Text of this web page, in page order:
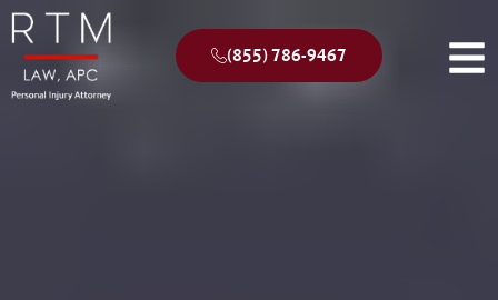
(855) 786-9467